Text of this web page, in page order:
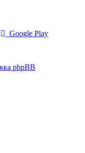
Google Play
phpBB